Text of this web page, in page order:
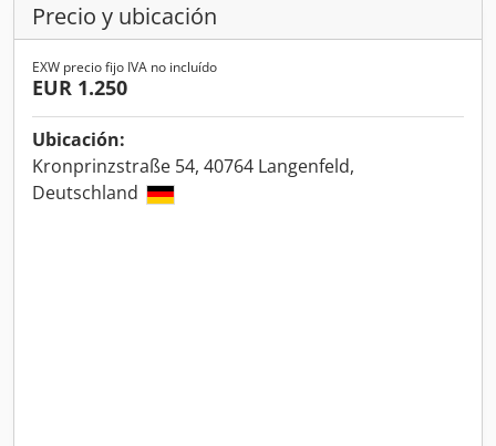
Precio y ubicación
EXW precio fijo IVA no incluído
EUR 1.250
Ubicación:
Kronprinzstraße 54, 40764 Langenfeld,
Deutschland